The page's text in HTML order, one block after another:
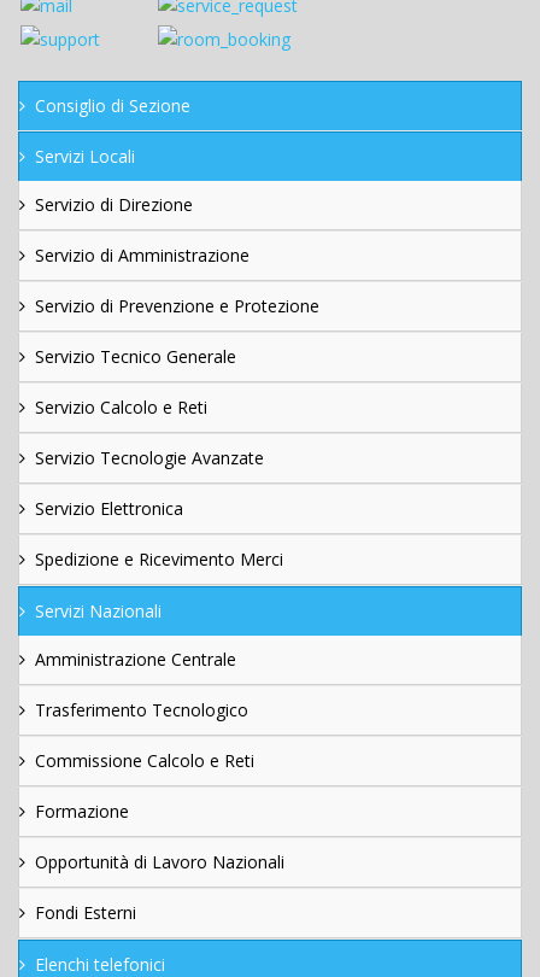
Consiglio di Sezione
Servizi Locali
Servizio di Direzione
Servizio di Amministrazione
Servizio di Prevenzione e Protezione
Servizio Tecnico Generale
Servizio Calcolo e Reti
Servizio Tecnologie Avanzate
Servizio Elettronica
Spedizione e Ricevimento Merci
Servizi Nazionali
Amministrazione Centrale
Trasferimento Tecnologico
Commissione Calcolo e Reti
Formazione
Opportunità di Lavoro Nazionali
Fondi Esterni
Elenchi telefonici